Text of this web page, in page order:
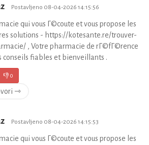
Postavljeno 08-04-2026 14:15:56
qui vous Г©coute et vous propose les
solutions - https://kotesante.re/trouver-
, Votre pharmacie de rГ©fГ©rence
conseils fiables et bienveillants .
👎0
⇾
Postavljeno 08-04-2026 14:15:53
qui vous Г©coute et vous propose les